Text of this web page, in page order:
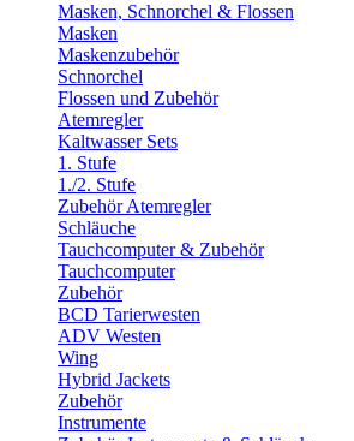
Masken, Schnorchel & Flossen
Masken
Maskenzubehör
Schnorchel
Flossen und Zubehör
Atemregler
Kaltwasser Sets
1. Stufe
1./2. Stufe
Zubehör Atemregler
Schläuche
Tauchcomputer & Zubehör
Tauchcomputer
Zubehör
BCD Tarierwesten
ADV Westen
Wing
Hybrid Jackets
Zubehör
Instrumente